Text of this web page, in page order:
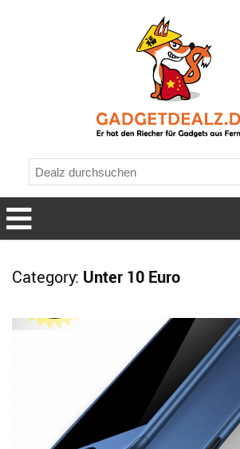
Category: Unter 10 Euro